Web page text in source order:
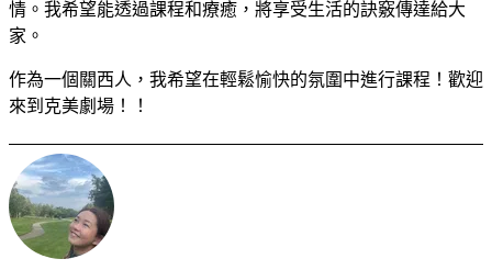
情。我希望能透過課程和療癒，將享受生活的訣竅傳達給大
家。
作為一個關西人，我希望在輕鬆愉快的氛圍中進行課程！歡迎
來到克美劇場！！